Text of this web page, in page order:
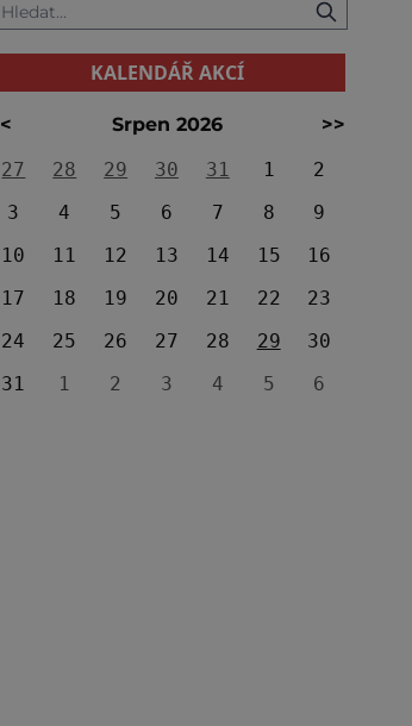
KALENDÁŘ AKCÍ
Srpen 2026
>>
27
28 29 30 31 1
2
3
4 5 6 7 8
9
10
11 12 13 14 15
16
17
18 19 20 21 22
23
24
25 26 27 28 29
30
31
1 2 3 4 5 6